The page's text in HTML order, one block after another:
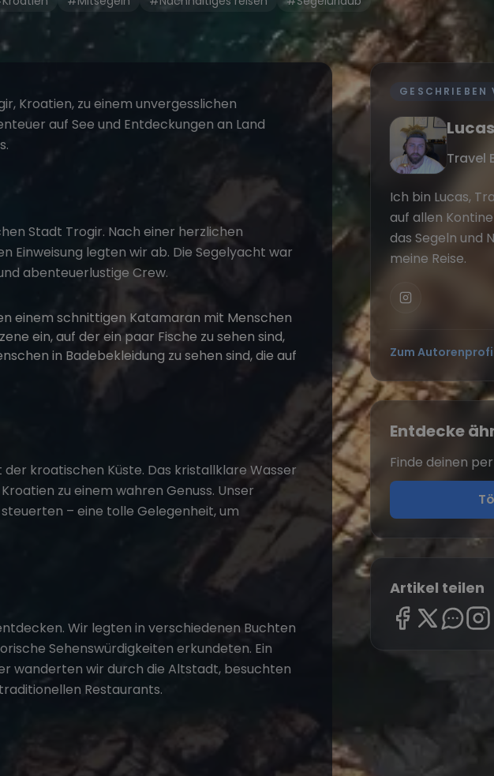
, Kroatien, zu einem unvergesslichen
auf See und Entdeckungen an Land
Stadt Trogir. Nach einer herzlichen
Einweisung legten wir ab. Die Segelyacht war
abenteuerlustige Crew.
kroatischen Küste. Das kristallklare Wasser
zu einem wahren Genuss. Unser
– eine tolle Gelegenheit, um
Wir legten in verschiedenen Buchten
Sehenswürdigkeiten erkundeten. Ein
wanderten wir durch die Altstadt, besuchten
Restaurants.
GESCHRIEBEN
Travel
Ich bin Lucas,
auf allen
das Segeln und
meine Reise.
Zum
Entdecke
Finde deinen
Artikel teilen